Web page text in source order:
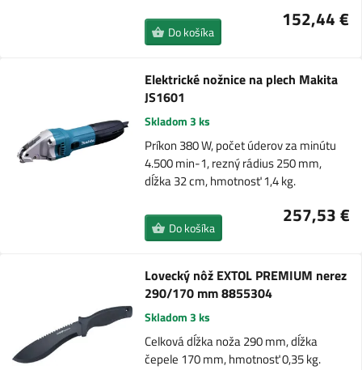
152,44 €
Do košíka
Elektrické nožnice na plech Makita
JS1601
Skladom 3 ks
Príkon 380 W, počet úderov za minútu
4.500 min-1, rezný rádius 250 mm,
dĺžka 32 cm, hmotnosť 1,4 kg.
257,53 €
Do košíka
Lovecký nôž EXTOL PREMIUM nerez
290/170 mm 8855304
Skladom 3 ks
Celková dĺžka noža 290 mm, dĺžka
čepele 170 mm, hmotnosť 0,35 kg.